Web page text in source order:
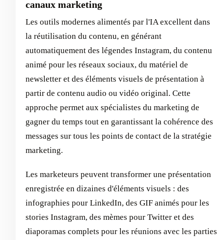
canaux marketing
Les outils modernes alimentés par l'IA excellent dans
la réutilisation du contenu, en générant
automatiquement des légendes Instagram, du contenu
animé pour les réseaux sociaux, du matériel de
newsletter et des éléments visuels de présentation à
partir de contenu audio ou vidéo original. Cette
approche permet aux spécialistes du marketing de
gagner du temps tout en garantissant la cohérence des
messages sur tous les points de contact de la stratégie
marketing.
Les marketeurs peuvent transformer une présentation
enregistrée en dizaines d'éléments visuels : des
infographies pour LinkedIn, des GIF animés pour les
stories Instagram, des mèmes pour Twitter et des
diaporamas complets pour les réunions avec les parties